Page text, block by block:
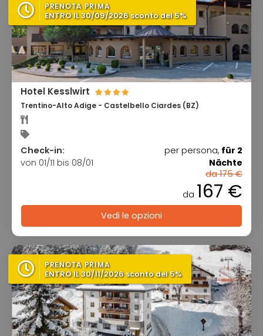
PRENOTA PRIMA
ENTRO IL 30/09/2026 sconto del 5%
Hotel Kesslwirt
Trentino-Alto Adige - Castelbello Ciardes (BZ)
Check-in:
von 01/11 bis 08/01
per persona, für 2
Nächte
da 175 €
da 167 €
Vedi le opzioni
PRENOTA PRIMA
ENTRO IL 30/11/2026 sconto del 5%